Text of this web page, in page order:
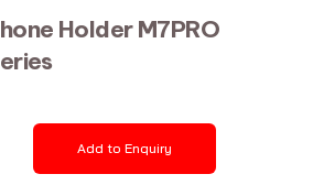
Holder M7PRO
Add to Enquiry